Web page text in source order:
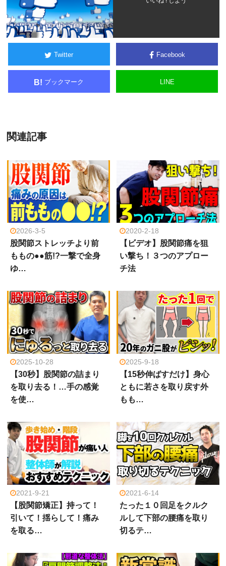
Twitter Facebook
B! ブックマーク LINE
関連記事
2026-3-5
股関節ストレッチより前
ももの●●筋!?一撃で全身
ゆ…
2020-2-18
【ビデオ】股関節痛を狙
い撃ち！３つのアプロー
チ法
2025-10-28
【30秒】股関節の詰まり
を取り去る！…手の感覚
を使…
2025-9-18
【15秒伸ばすだけ】身心
ともに若さを取り戻す外
もも…
2021-9-21
【股関節矯正】持って！
引いて！揺らして！痛み
を取る…
2021-6-14
たった１０回足をクルク
ルして下部の腰痛を取り
切るテ…